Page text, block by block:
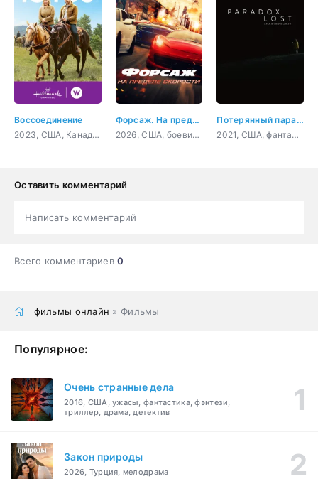
Воссоединение
2023, США, Канада, мелодрама, комедия
Форсаж. На пределе скорости
2026, США, боевик, криминал
Потерянный парадокс
2021, США, фантастика, комедия
Оставить комментарий
Написать комментарий
Всего комментариев0
фильмы онлайн » Фильмы
Популярное:
Очень странные дела
2016, США, ужасы, фантастика, фэнтези,
триллер, драма, детектив
Закон природы
2026, Турция, мелодрама